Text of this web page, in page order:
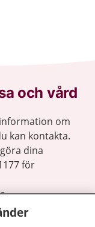
och vård
om
kan kontakta.
dina
för